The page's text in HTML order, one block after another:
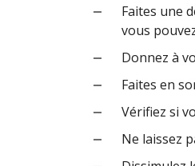
Faites une
vous
Donnez à
Faites en
Vérifiez si
Ne laissez